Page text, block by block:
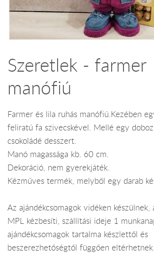
Szeretlek - farmer
manófiú
Farmer és lila ruhás manófiú.Kezében
feliratú fa szivecskével. Mellé egy
csokoládé desszert.
Manó magassága kb. 60 cm.
Dekoráció, nem gyerekjáték.
Kézműves termék, melyből egy darab
Az ajándékcsomagok vidéken készülnek,
MPL kézbesíti, szállítási ideje 1
ajándékcsomagok tartalma készlettől és
beszerezhetőségtől függően eltérhetnek.